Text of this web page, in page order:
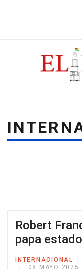
Robert
papa
INTERNACIONAL
08 MAYO 2025